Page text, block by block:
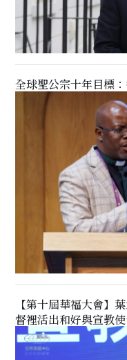
全球聖公宗十年目標
【第十屆華福大會】
督裡活出和好與宣教